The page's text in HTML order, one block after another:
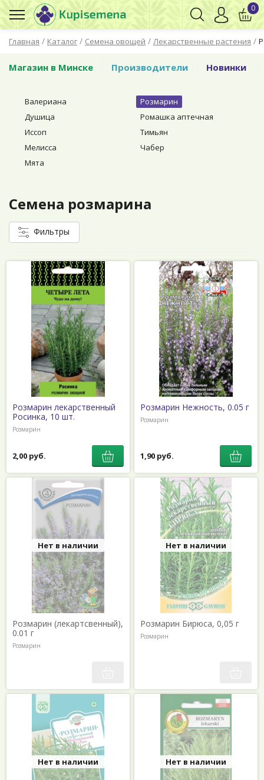
Главная / Каталог / Семена овощей / Лекарственные растения /
0
Магазин в Минске Производители Новинки
Валериана
Душица
Иссоп
Мелисса
Мята
Розмарин
Ромашка аптечная
Тимьян
Чабер
Семена розмарина
Фильтры
Розмарин лекарственный
Росинка, 10 шт.
Розмарин
2,00 руб.
Розмарин Нежность, 0.05 г
Розмарин
1,90 руб.
Нет в наличии
Розмарин (лекартсвенный),
0.01 г
Розмарин
Нет в наличии
Розмарин Бирюса, 0,05 г
Розмарин
Нет в наличии Нет в наличии